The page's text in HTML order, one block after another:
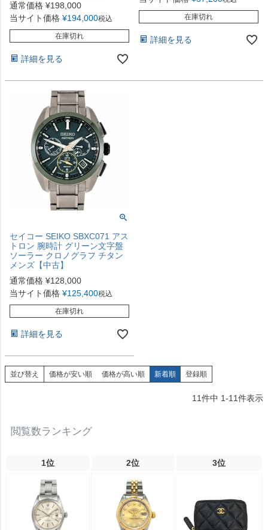
通常価格 ¥198,000
当サイト価格 ¥194,000税込
在庫切れ
詳細を見る
在庫切れ
詳細を見る
セイコー SEIKO SBXC071 アス
トロン 腕時計 グリーン文字盤
ソーラー クロノグラフ チタン
メンズ【中古】
通常価格 ¥128,000
当サイト価格 ¥125,400税込
在庫切れ
詳細を見る
並び替え 価格が安い順 価格が高い順 新着順 登録順
11件中 1-11件表示
閲覧数ランキング
1位 2位 3位